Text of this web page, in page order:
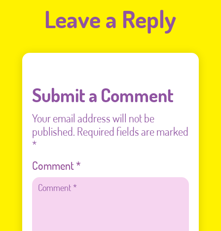
Leave a Reply
Submit a Comment
Your email address will not be
published. Required fields are marked
*
Comment*